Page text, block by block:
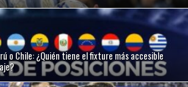
o Chile: ¿Quién tiene el fixture más accesible